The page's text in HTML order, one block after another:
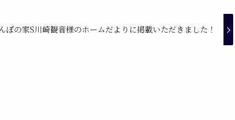
ぽの家S川崎観音様のホームだよりに掲載いただきました！